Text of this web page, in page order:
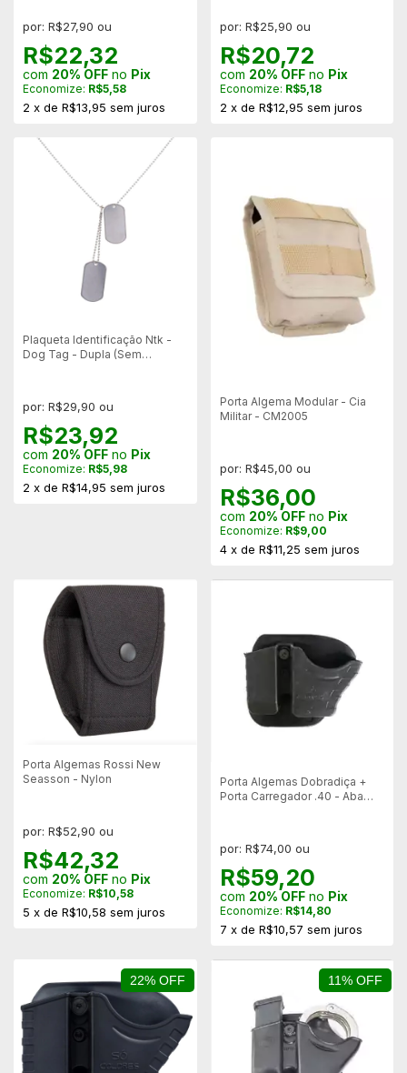
por: R$27,90 ou
R$22,32
com 20% OFF no Pix
Economize: R$5,58
2 x de R$13,95 sem juros
por: R$25,90 ou
R$20,72
com 20% OFFno Pix
Economize: R$5,18
2 x de R$12,95 sem juros
Plaqueta Identificação Ntk -
Dog Tag - Dupla (Sem
por: R$29,90 ou
R$23,92
com 20% OFF no Pix
Economize: R$5,98
2 x de R$14,95 sem juros
Porta Algema Modular - Cia
Militar - CM2005
por: R$45,00 ou
R$36,00
com 20% OFFno Pix
Economize: R$9,00
4 x de R$11,25 sem juros
Porta Algemas Rossi New
Seasson - Nylon
por: R$52,90 ou
R$42,32
com 20% OFF no Pix
Economize: R$10,58
5 x de R$10,58 sem juros
Porta Algemas Dobradiça +
Porta Carregador .40 - Aba
por: R$74,00 ou
R$59,20
com 20% OFFno Pix
Economize: R$14,80
7 x de R$10,57 sem juros
22% OFF 11% OFF